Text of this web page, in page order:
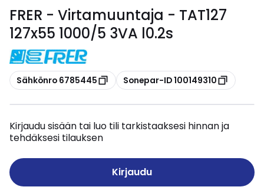
FRER - Virtamuuntaja - TAT127
127x55 1000/5 3VA l0.2s
Kopioi
Sähkönro 6785445 Kopioi
Sonepar-ID 100149310
Kirjaudu sisään tai luo tili tarkistaaksesi hinnan ja
tehdäksesi tilauksen
Kirjaudu